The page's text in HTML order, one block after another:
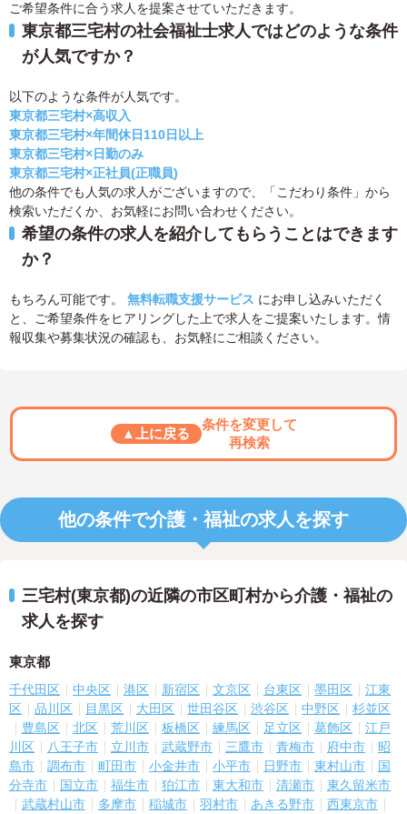
ご希望条件に合う求人を提案させていただきます。
東京都三宅村の社会福祉士求人ではどのような条件
が人気ですか？
以下のような条件が人気です。
東京都三宅村×高収入
東京都三宅村×年間休日110日以上
東京都三宅村×日勤のみ
東京都三宅村×正社員(正職員)
他の条件でも人気の求人がございますので、「こだわり条件」から
検索いただくか、お気軽にお問い合わせください。
希望の条件の求人を紹介してもらうことはできます
か？
もちろん可能です。 無料転職支援サービス にお申し込みいただく
と、ご希望条件をヒアリングした上で求人をご提案いたします。情
報収集や募集状況の確認も、お気軽にご相談ください。
▲上に戻る
条件を変更して
再検索
他の条件で介護・福祉の求人を探す
三宅村(東京都)の近隣の市区町村から介護・福祉の
求人を探す
東京都
千代田区 中央区 港区 新宿区 文京区 台東区 墨田区
江東
区
品川区 目黒区 大田区 世田谷区 渋谷区 中野区
杉並区
豊島区
北区 荒川区 板橋区 練馬区 足立区 葛飾区
江戸
川区
八王子市 立川市 武蔵野市 三鷹市 青梅市 府中市
昭
島市
調布市 町田市 小金井市 小平市 日野市 東村山市
国
分寺市
国立市 福生市 狛江市 東大和市 清瀬市
東久留米市
武蔵村山市
多摩市 稲城市 羽村市 あきる野市
西東京市